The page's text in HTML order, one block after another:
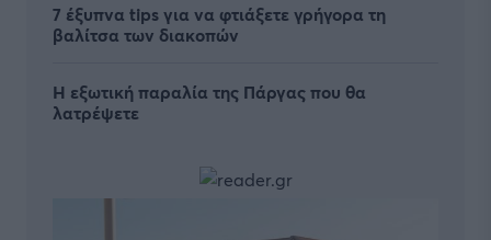
7 έξυπνα tips για να φτιάξετε γρήγορα τη
βαλίτσα των διακοπών
Η εξωτική παραλία της Πάργας που θα
λατρέψετε